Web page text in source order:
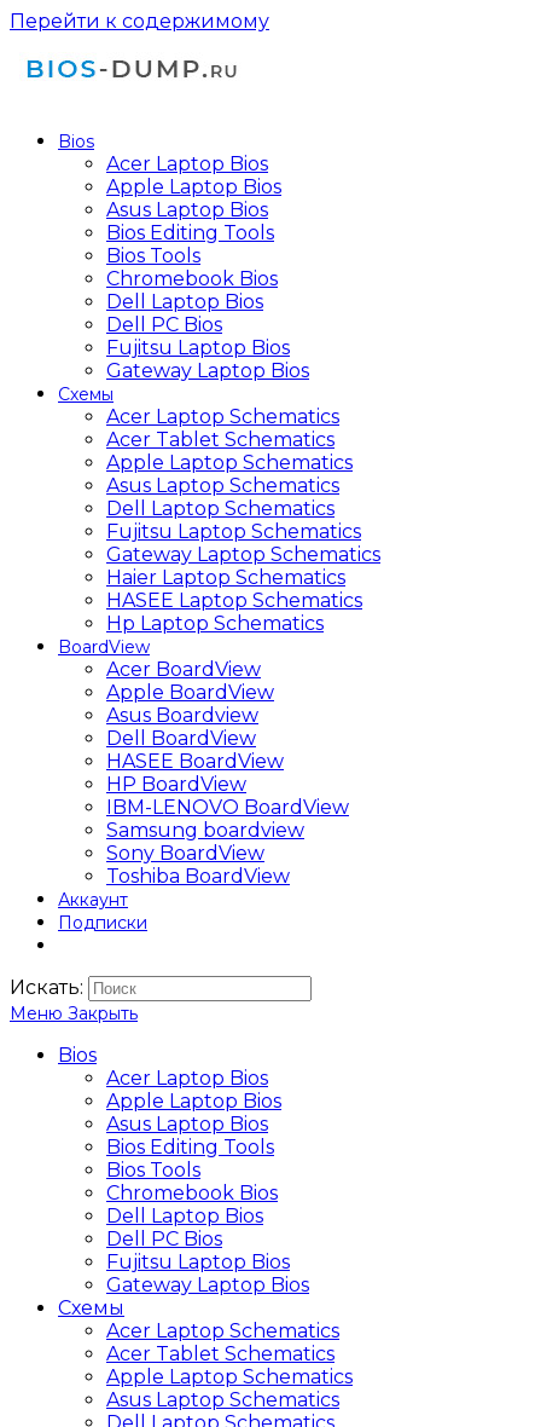
Перейти к содержимому
Bios
Acer Laptop Bios
Apple Laptop Bios
Asus Laptop Bios
Bios Editing Tools
Bios Tools
Chromebook Bios
Dell Laptop Bios
Dell PC Bios
Fujitsu Laptop Bios
Gateway Laptop Bios
Схемы
Acer Laptop Schematics
Acer Tablet Schematics
Apple Laptop Schematics
Asus Laptop Schematics
Dell Laptop Schematics
Fujitsu Laptop Schematics
Gateway Laptop Schematics
Haier Laptop Schematics
HASEE Laptop Schematics
Hp Laptop Schematics
BoardView
Acer BoardView
Apple BoardView
Asus Boardview
Dell BoardView
HASEE BoardView
HP BoardView
IBM-LENOVO BoardView
Samsung boardview
Sony BoardView
Toshiba BoardView
Аккаунт
Подписки
Искать:
Меню Закрыть
Bios
Acer Laptop Bios
Apple Laptop Bios
Asus Laptop Bios
Bios Editing Tools
Bios Tools
Chromebook Bios
Dell Laptop Bios
Dell PC Bios
Fujitsu Laptop Bios
Gateway Laptop Bios
Схемы
Acer Laptop Schematics
Acer Tablet Schematics
Apple Laptop Schematics
Asus Laptop Schematics